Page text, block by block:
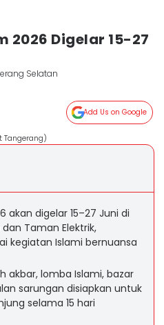
2026 Digelar 15-27
Selatan
Add Us on Google
Tangerang)
akan digelar 15–27 Juni di
dan Taman Elektrik,
kegiatan Islami bernuansa
akbar, lomba Islami, bazar
sarungan disiapkan untuk
selama 15 hari